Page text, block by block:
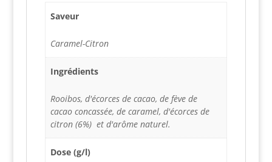
Saveur
Caramel-Citron
Ingrédients
Rooibos, d'écorces de cacao, de fève de
cacao concassée, de caramel, d'écorces de
citron (6%) et d'arôme naturel.
Dose (g/l)